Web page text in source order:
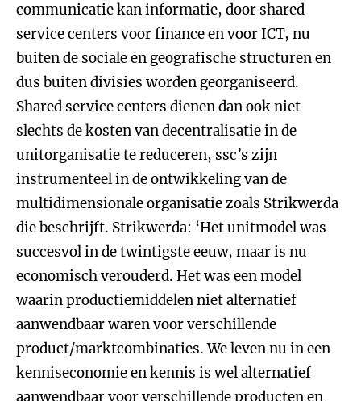
communicatie kan informatie, door shared
service centers voor finance en voor ICT, nu
buiten de sociale en geografische structuren en
dus buiten divisies worden georganiseerd.
Shared service centers dienen dan ook niet
slechts de kosten van decentralisatie in de
unitorganisatie te reduceren, ssc’s zijn
instrumenteel in de ontwikkeling van de
multidimensionale organisatie zoals Strikwerda
die beschrijft. Strikwerda: ‘Het unitmodel was
succesvol in de twintigste eeuw, maar is nu
economisch verouderd. Het was een model
waarin productiemiddelen niet alternatief
aanwendbaar waren voor verschillende
product/marktcombinaties. We leven nu in een
kenniseconomie en kennis is wel alternatief
aanwendbaar voor verschillende producten en